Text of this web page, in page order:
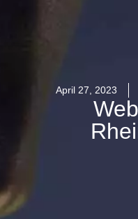
April 27, 2023